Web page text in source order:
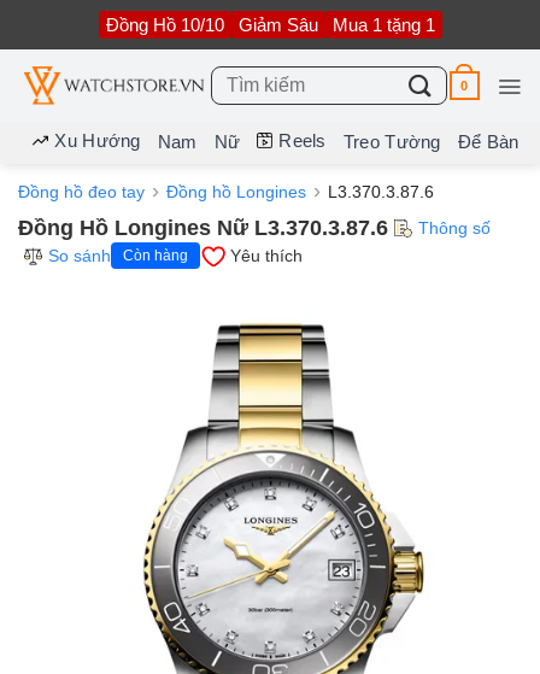
nội
dung
Đồng Hồ 10/10 Giảm Sâu Mua 1 tặng 1
Tìm
kiếm:
0
Xu Hướng Nam Nữ Reels Treo Tường Để Bàn
Đồng hồ đeo tay Đồng hồ Longines L3.370.3.87.6
Đồng Hồ Longines Nữ L3.370.3.87.6
Thông số
So sánh
Còn hàng Yêu thích